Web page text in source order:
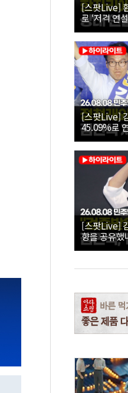
[스팟Live]
로 ‘저격 연
26.08.08 더
보 인천 합
[스팟Live]
45.09%로
26.08.08 더
보 인천 합
[스팟Live]
향을 공유했
26.08.08 더